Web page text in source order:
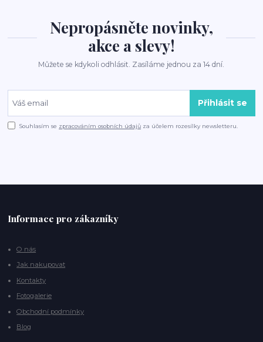
Nepropásněte novinky,
akce a slevy!
Můžete se kdykoli odhlásit. Zasíláme jednou za 14 dní.
Přihlásit se
Souhlasím se zpracováním osobních údajů za účelem rozesílky newsletteru.
Informace pro zákazníky
O nás
Jak nakupovat
Kontakty
Fotogalerie
Obchodní podmínky
Blog